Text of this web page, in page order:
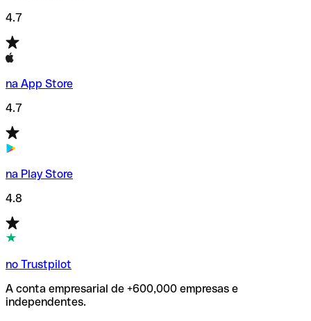
4.7
na App Store
4.7
na Play Store
4.8
no Trustpilot
A conta empresarial de +600,000 empresas e
independentes.